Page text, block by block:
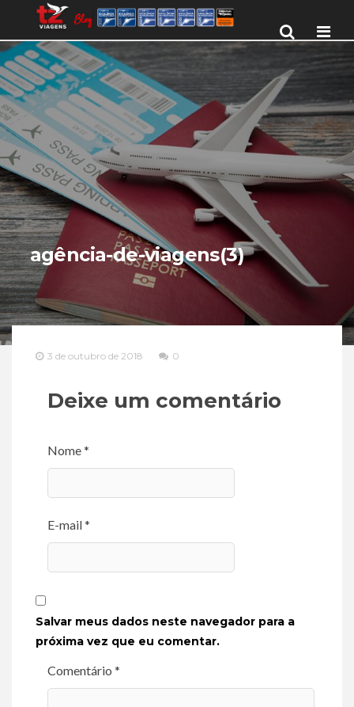
agência-de-viagens(3)
3 de outubro de 2018 0
Deixe um comentário
Nome *
E-mail *
Salvar meus dados neste navegador para a
próxima vez que eu comentar.
Comentário *